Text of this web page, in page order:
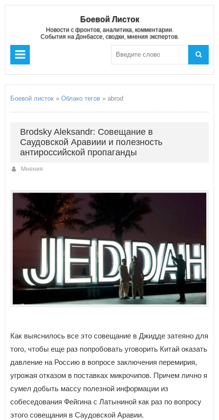
Боевой Листок
Новости с фронтов, аналитика, комментарии.
События на Донбассе, сводки, мнения экспертов.
Боевой листок » Облако тегов » abrod
Brodsky Aleksandr: Совещание в
Саудовской Аравиии и полезность
антироссийской пропаганды
Мнения
Как выяснилось все это совещание в Джидде затеяно для
того, чтобы еще раз попробовать уговорить Китай оказать
давление на Россию в вопросе заключения перемирия,
угрожая отказом в поставках микрочипов. Причем лично я
сумел добыть массу полезной информации из
собеседования Фейгина с Латыниной как раз по вопросу
этого совещания в Саудовской Аравии.